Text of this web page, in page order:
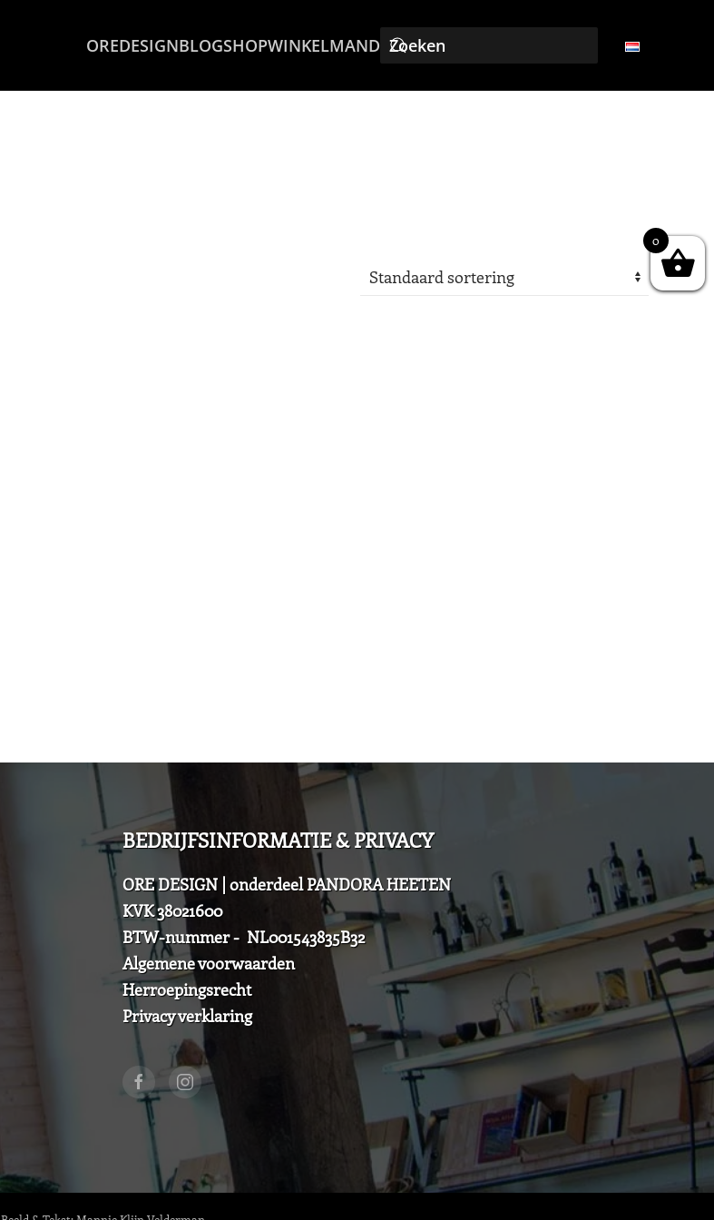
OREDESIGNBLOGSHOPWINKELMAND
BEDRIJFSINFORMATIE & PRIVACY
ORE DESIGN | onderdeel PANDORA HEETEN
KVK 38021600
BTW-nummer - NL001543835B32
Algemene voorwaarden
Herroepingsrecht
Privacy verklaring
0